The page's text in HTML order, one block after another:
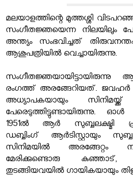
മലയാളത്തിന്റെ മുത്തശ്ശി
സംഗീതജ്ഞയെന്ന നിലയിലും
അന്ത്യം സംഭവിച്ചത്
ആശുപത്രിയില്‍ വെച്ചായിരുന്നു.
സംഗീതജ്ഞയായിട്ടായിരുന്നു
രംഗത്ത് അരങ്ങേറിയത്.
അധ്യാപകയായും
പേരെടുത്തിട്ടുണ്ടായിരുന്നു.
1951ല്‍ ആര്‍ സുബ്ബലക്ഷ്മി
ഡബ്ബിംഗ് ആര്‍ടിസ്റ്റായും
സിനിമയില്‍ അരങ്ങേറ്റം
മേരിക്കുണ്ടൊരു
തുടങ്ങിയവയില്‍ ഗായികയായും